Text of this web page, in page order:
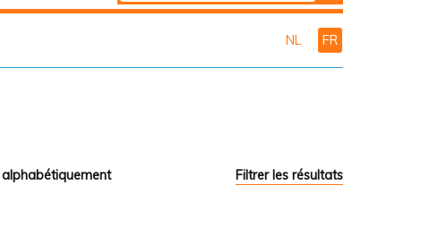
Recherche
NL FR
Filtrer les résultats
alphabétiquement